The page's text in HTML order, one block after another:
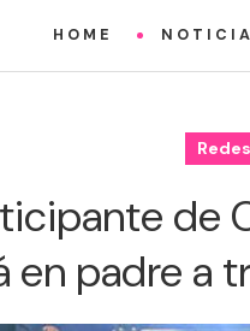
HOME
de
en padre a